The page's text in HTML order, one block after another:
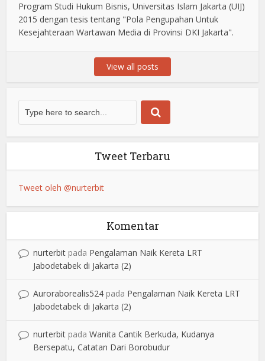
Program Studi Hukum Bisnis, Universitas Islam Jakarta (UIJ)
2015 dengan tesis tentang "Pola Pengupahan Untuk
Kesejahteraan Wartawan Media di Provinsi DKI Jakarta".
View all posts
Tweet Terbaru
Tweet oleh @nurterbit
Komentar
nurterbit pada Pengalaman Naik Kereta LRT
Jabodetabek di Jakarta (2)
Auroraborealis524 pada Pengalaman Naik Kereta LRT
Jabodetabek di Jakarta (2)
nurterbit padaWanita Cantik Berkuda, Kudanya
Bersepatu, Catatan Dari Borobudur